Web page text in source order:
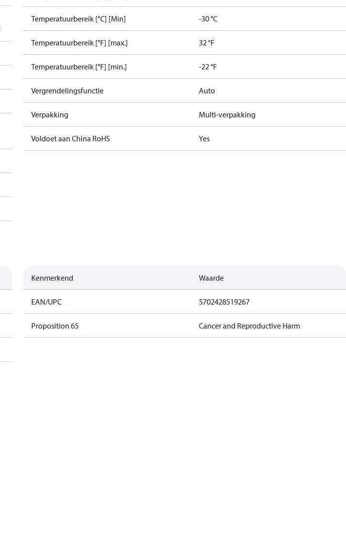
Temperatuurbereik [°C] [Min] -30 °C
Temperatuurbereik [°F] [max.] 32 °F
Temperatuurbereik [°F] [min.] -22 °F
Vergrendelingsfunctie Auto
Verpakking Multi-verpakking
Voldoet aan China RoHS Yes
Kenmerkend Waarde
EAN/UPC 5702428519267
Proposition 65 Cancer and Reproductive Harm